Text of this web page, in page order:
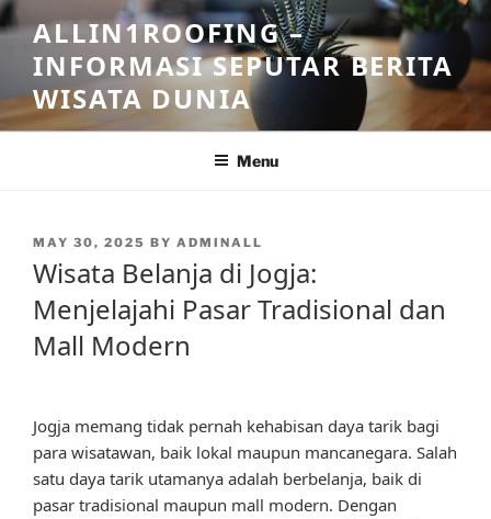
Skip
to
content
ALLIN1ROOFING –
INFORMASI SEPUTAR BERITA
WISATA DUNIA
Menu
POSTED
MAY 30, 2025 BY ADMINALL
Wisata Belanja di Jogja:
Menjelajahi Pasar Tradisional dan
Mall Modern
Jogja memang tidak pernah kehabisan daya tarik bagi
para wisatawan, baik lokal maupun mancanegara. Salah
satu daya tarik utamanya adalah berbelanja, baik di
pasar tradisional maupun mall modern. Dengan